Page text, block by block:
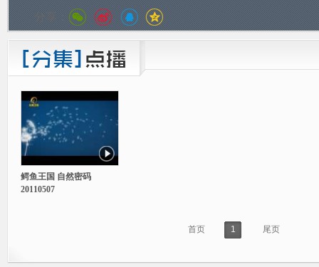
分享：
鳄鱼王国 自然密码
20110507
首页 1 尾页